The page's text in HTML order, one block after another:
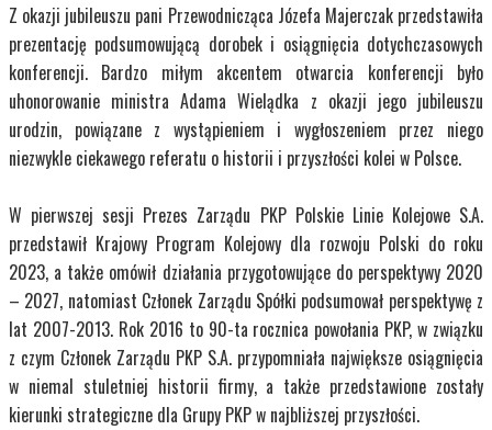
Z okazji jubileuszu pani Przewodnicząca Józefa Majerczak przedstawiła
prezentację podsumowującą dorobek i osiągnięcia dotychczasowych
konferencji. Bardzo miłym akcentem otwarcia konferencji było
uhonorowanie ministra Adama Wielądka z okazji jego jubileuszu
urodzin, powiązane z wystąpieniem i wygłoszeniem przez niego
niezwykle ciekawego referatu o historii i przyszłości kolei w Polsce.
W pierwszej sesji Prezes Zarządu PKP Polskie Linie Kolejowe S.A.
przedstawił Krajowy Program Kolejowy dla rozwoju Polski do roku
2023, a także omówił działania przygotowujące do perspektywy 2020
– 2027, natomiast Członek Zarządu Spółki podsumował perspektywę z
lat 2007-2013. Rok 2016 to 90-ta rocznica powołania PKP, w związku
z czym Członek Zarządu PKP S.A. przypomniała największe osiągnięcia
w niemal stuletniej historii firmy, a także przedstawione zostały
kierunki strategiczne dla Grupy PKP w najbliższej przyszłości.